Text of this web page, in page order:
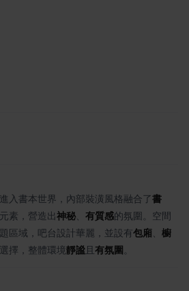
入書本世界，內部裝潢風格融合了書
素，營造出神秘、 有質感的氛圍。空間
區域，吧台設計華麗，並設有包廂、 櫥
擇，整體環境靜謐 且 有氛圍